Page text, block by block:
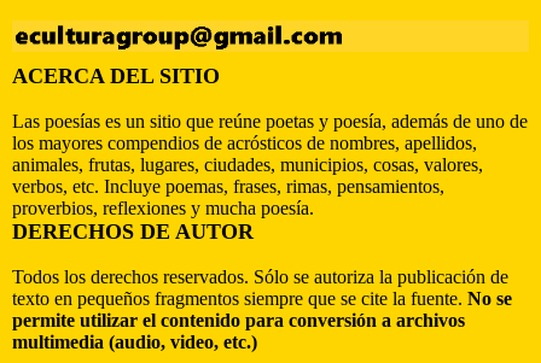
ACERCA DEL SITIO
Las poesías es un sitio que reúne poetas y poesía, además de uno de
los mayores compendios de acrósticos de nombres, apellidos,
animales, frutas, lugares, ciudades, municipios, cosas, valores,
verbos, etc. Incluye poemas, frases, rimas, pensamientos,
proverbios, reflexiones y mucha poesía.
DERECHOS DE AUTOR
Todos los derechos reservados. Sólo se autoriza la publicación de
texto en pequeños fragmentos siempre que se cite la fuente. No se
permite utilizar el contenido para conversión a archivos
multimedia (audio, video, etc.)